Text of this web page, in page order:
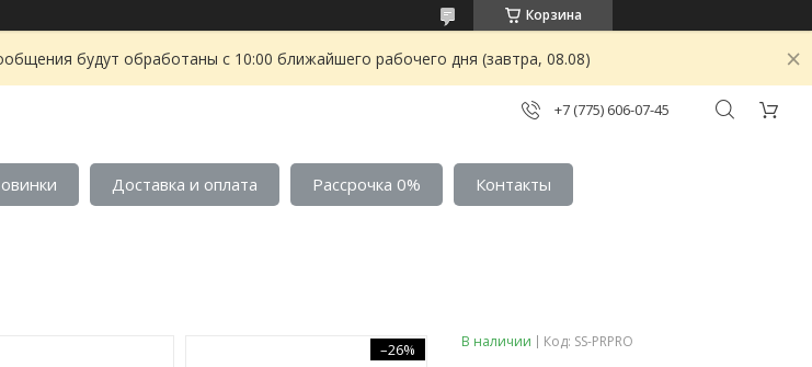
Корзина
будут обработаны с 10:00 ближайшего рабочего дня (завтра, 08.08)
+7 (775) 606-07-45
Доставка и оплата Рассрочка 0%
Контакты
–26% В наличии Код: SS-PRPRO